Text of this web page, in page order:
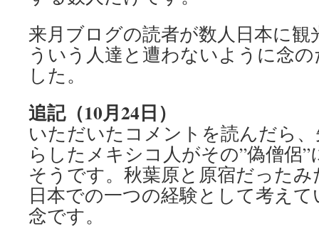
来月ブログの読者が数人日本に
ういう人達と遭わないように念
した。
追記（10月24日）
いただいたコメントを読んだら
らしたメキシコ人がその”偽僧侶
そうです。秋葉原と原宿だった
日本での一つの経験として考え
念です。